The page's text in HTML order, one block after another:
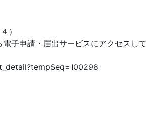
）
子申請・届出サービスにアクセスして